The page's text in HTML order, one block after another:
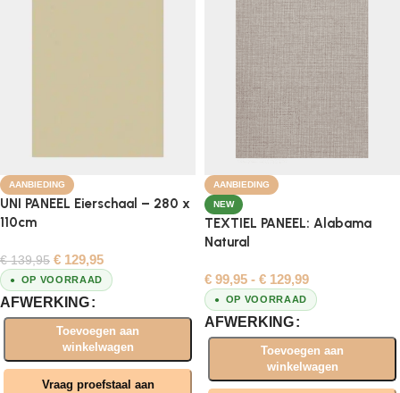
AANBIEDING
UNI PANEEL Eierschaal – 280 x
110cm
€139,95 € 129,95
OP VOORRAAD
AFWERKING
Toevoegen aan
winkelwagen
Vraag proefstaal aan
AANBIEDING
NEW
TEXTIEL PANEEL: Alabama
Natural
€ 99,95 - € 129,99
OP VOORRAAD
AFWERKING
Toevoegen aan
winkelwagen